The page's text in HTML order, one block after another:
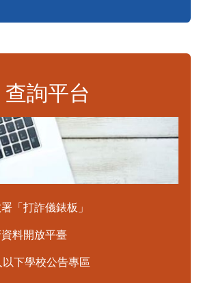
查詢平台
「打詐儀錶板」
料開放平臺
下學校公告專區